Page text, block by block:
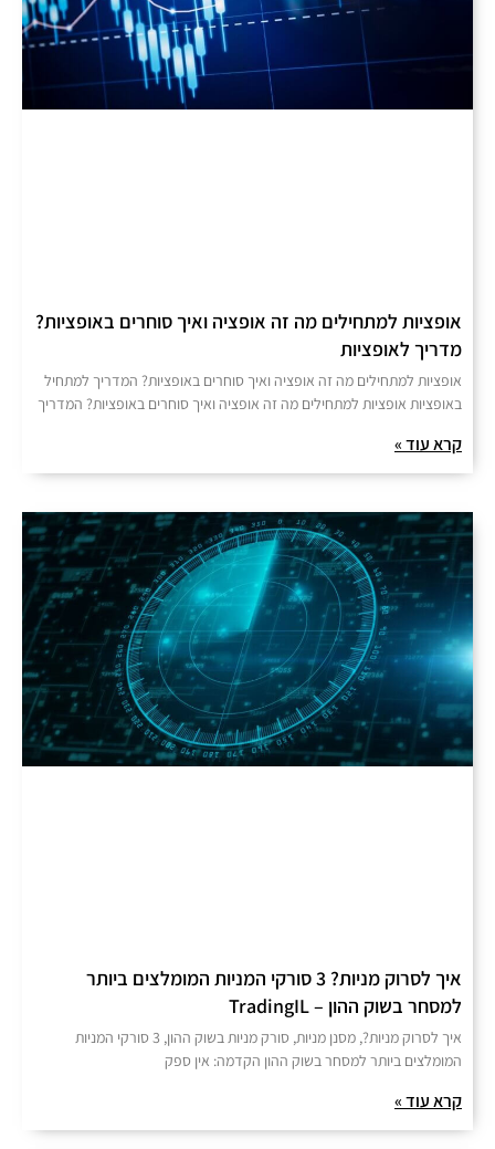
אופציות למתחילים מה זה אופציה ואיך סוחרים באופציות?
מדריך לאופציות
אופציות למתחילים מה זה אופציה ואיך סוחרים באופציות? המדריך למתחיל
באופציות אופציות למתחילים מה זה אופציה ואיך סוחרים באופציות? המדריך
קרא עוד »
איך לסרוק מניות? 3 סורקי המניות המומלצים ביותר
למסחר בשוק ההון – TradingIL
איך לסרוק מניות?, מסנן מניות, סורק מניות בשוק ההון, 3 סורקי המניות
המומלצים ביותר למסחר בשוק ההון הקדמה: אין ספק
קרא עוד »